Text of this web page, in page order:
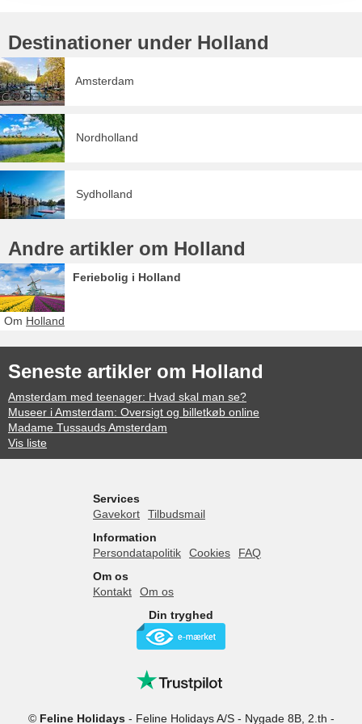
Destinationer under Holland
Amsterdam
Nordholland
Sydholland
Andre artikler om Holland
Feriebolig i Holland
Om Holland
Seneste artikler om Holland
Amsterdam med teenager: Hvad skal man se?
Museer i Amsterdam: Oversigt og billetkøb online
Madame Tussauds Amsterdam
Vis liste
Services
Gavekort
Tilbudsmail
Information
Persondatapolitik
Cookies
FAQ
Om os
Kontakt
Om os
Din tryghed
© Feline Holidays- Feline Holidays A/S- Nygade 8B, 2.th -